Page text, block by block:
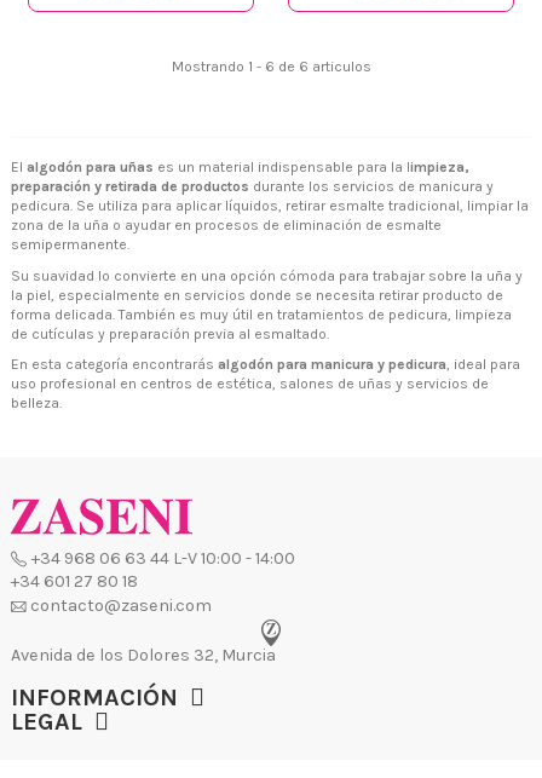
Mostrando 1 - 6 de 6 articulos
El algodón para uñas es un material indispensable para la limpieza,
preparación y retirada de productos durante los servicios de manicura y
pedicura. Se utiliza para aplicar líquidos, retirar esmalte tradicional, limpiar la
zona de la uña o ayudar en procesos de eliminación de esmalte
semipermanente.
Su suavidad lo convierte en una opción cómoda para trabajar sobre la uña y
la piel, especialmente en servicios donde se necesita retirar producto de
forma delicada. También es muy útil en tratamientos de pedicura, limpieza
de cutículas y preparación previa al esmaltado.
En esta categoría encontrarás algodón para manicura y pedicura, ideal para
uso profesional en centros de estética, salones de uñas y servicios de
belleza.
+34 968 06 63 44L-V 10:00 - 14:00
+34 601 27 80 18
contacto@zaseni.com
Avenida de los Dolores 32, Murcia
INFORMACIÓN
LEGAL